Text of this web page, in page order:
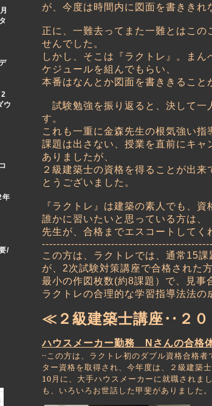
が、今度は時間内に図面を書ききれ
正に、一難去ってまた一難とはこの
せんでした。
しかし、そこは『ラクトレ』。ま
ケジュールを組んでもらい、
本番はなんとか図面を書ききること
試験勉強を振り返ると、決して一
す。
これも一重に金森先生の根気強い指
課題は出さない、授業を直前にキ
ありましたが、
２級建築士の資格を得ることが出
とうございました。
『ラクトレ』は建築の素人でも、
誰かに習いたいと思っている方は
先生が、合格までエスコートしてく
この方は、ラクトレでは、通常15
が、2次試験対策講座で合格された方
最小の作図枚数(約8課題）で、見事
ラクトレの合理的な学習指導法法の
≪２級建築士講座‥２
ハウスメーカー勤務 Nさんの合格
‥この方は、ラクトレ初のダブル資格合格
ター資格を取得され、今年度は、２級建築
10月に、大手ハウスメーカーに就職され
も、いろいろお世話した甲斐がありました
年
/